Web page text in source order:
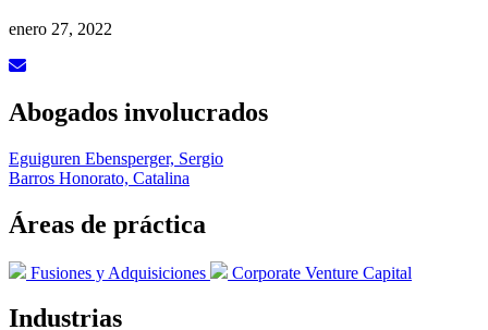
enero 27, 2022
Abogados involucrados
Eguiguren Ebensperger, Sergio
Barros Honorato, Catalina
Áreas de práctica
Fusiones y Adquisiciones Corporate Venture Capital
Industrias